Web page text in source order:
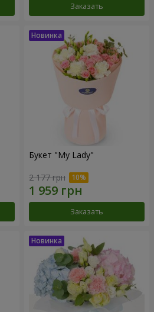
Заказать
Букет "My Lady"
2 177 грн
Заказать